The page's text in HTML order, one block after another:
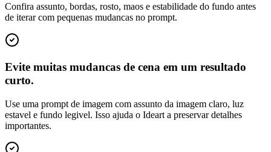
Confira assunto, bordas, rosto, maos e estabilidade do fundo antes
de iterar com pequenas mudancas no prompt.
Evite muitas mudancas de cena em um resultado
curto.
Use uma prompt de imagem com assunto da imagem claro, luz
estavel e fundo legivel. Isso ajuda o Ideart a preservar detalhes
importantes.